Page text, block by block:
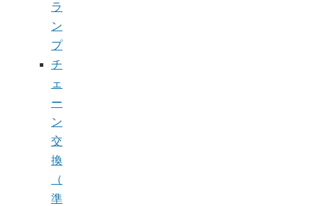
ラ
ン
プ
チ
ェ
ー
ン
交
換
（
準